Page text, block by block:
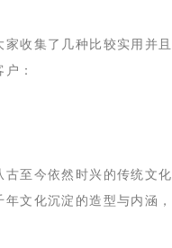
家收集了几种比较实用并
：
古至今依然时兴的传统文
年文化沉淀的造型与内涵